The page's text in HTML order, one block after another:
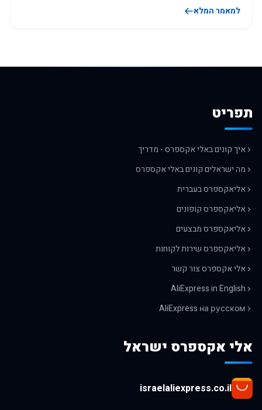
למאמר המלא
תפריט
איך קונים באלי אקספרס - מדריך
מה ישראלים קונים באלי אקספרס
אליאקספרס בעברית
אליאקספרס קופונים
אליאקספרס מבצעים
אליאקספרס שירות לקוחות
אלי אקספרס צור קשר
AliExpress in English
AliExpress на русском
אלי אקספרס ישראל
israelaliexpress.co.il